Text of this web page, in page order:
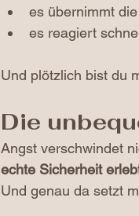
es übernimmt
es reagiert
Und plötzlich bist du
Die
Angst verschwindet
echte Sicherheit
Und genau da setzt